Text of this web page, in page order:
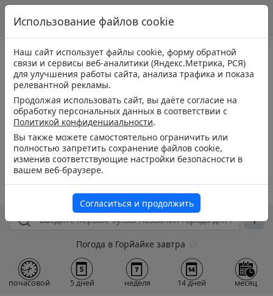
Погода в Горйайке завтра
почасовой 5 дней неделя 14 дней месяц
Использование файлов cookie
Наш сайт использует файлы cookie, форму обратной
связи и сервисы веб-аналитики (Яндекс.Метрика, РСЯ)
для улучшения работы сайта, анализа трафика и показа
релевантной рекламы.
Продолжая использовать сайт, вы даёте согласие на
обработку персональных данных в соответствии с
Политикой конфиденциальности.
Вы также можете самостоятельно ограничить или
полностью запретить сохранение файлов cookie,
изменив соответствующие настройки безопасности в
вашем веб-браузере.
Согласиться и продолжить